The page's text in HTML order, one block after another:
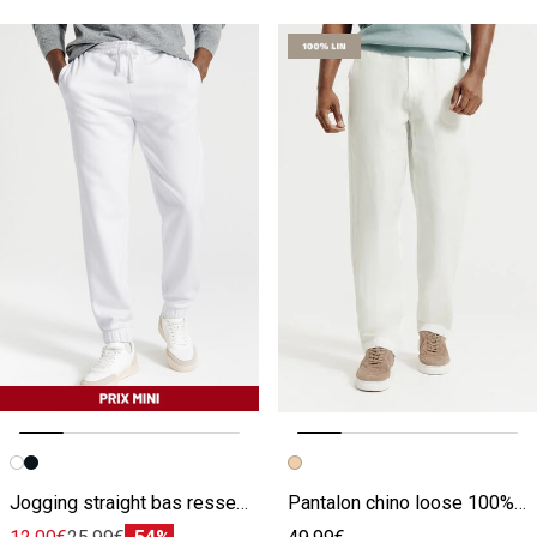
Image précédente
Image suivante
Jogging straight bas resserré
Image précédente
Image suivante
Pantalon chino loose 100% lin